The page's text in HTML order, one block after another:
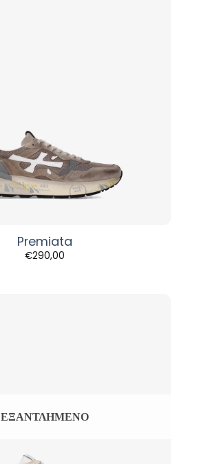
Premiata
€290,00
ΕΞΑΝΤΛΗΜΈΝΟ